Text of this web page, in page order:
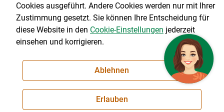
Impressum|Kontakt|Gewinnspiele|Datenschutzerklärung |
Barrierefreiheit
Cookie-Einstellungen
NEWSLETTER
Cookies ausgeführt. Andere Cookies werden nur mit Ihrer
Zustimmung gesetzt. Sie können Ihre Entscheidung für
diese Website in den Cookie-Einstellungen jederzeit
einsehen und korrigieren.
Ablehnen
Erlauben